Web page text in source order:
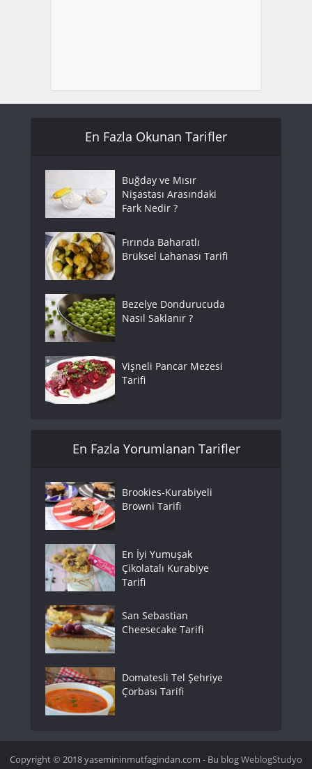
En Fazla Okunan Tarifler
Buğday ve Mısır
Nişastası Arasındaki
Fark Nedir ?
Fırında Baharatlı
Brüksel Lahanası Tarifi
Bezelye Dondurucuda
Nasıl Saklanır ?
Vişneli Pancar Mezesi
Tarifi
En Fazla Yorumlanan Tarifler
Brookies-Kurabiyeli
Browni Tarifi
En İyi Yumuşak
Çikolatalı Kurabiye
Tarifi
San Sebastian
Cheesecake Tarifi
Domatesli Tel Şehriye
Çorbası Tarifi
Copyright © 2018 yasemininmutfagindan.com - Bu blogWeblogStudyo